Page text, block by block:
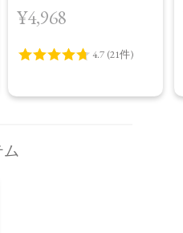
プラス＜限定品＞
¥4,968